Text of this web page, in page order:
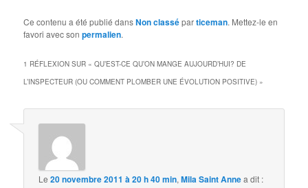
Ce contenu a été publié dansNon classéparticeman. Mettez-le en
favori avec sonpermalien.
1 RÉFLEXION SUR «QU’EST-CE QU’ON MANGE AUJOURD’HUI? DE
L’INSPECTEUR (OU COMMENT PLOMBER UNE ÉVOLUTION POSITIVE) »
Le20 novembre 2011 à 20 h 40 min,Mila Saint Annea dit :